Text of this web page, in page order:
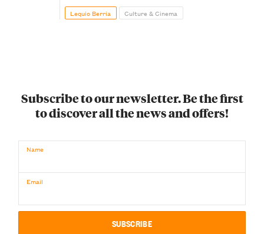
Lequio Berria Culture & Cinema
Subscribe to our newsletter. Be the first
to discover all the news and offers!
Name
Email